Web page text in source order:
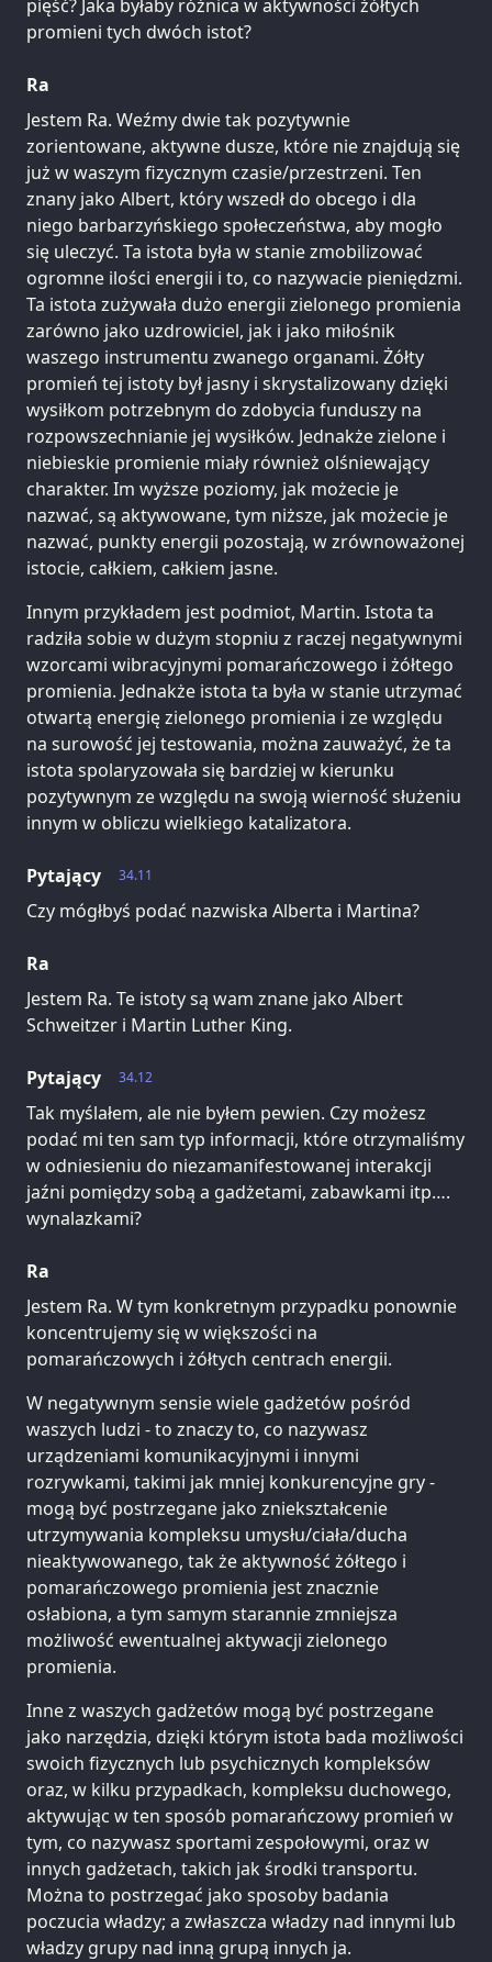
pięść? Jaka byłaby różnica w aktywności żółtych
promieni tych dwóch istot?
Ra
Jestem Ra. Weźmy dwie tak pozytywnie
zorientowane, aktywne dusze, które nie znajdują się
już w waszym fizycznym czasie/przestrzeni. Ten
znany jako Albert, który wszedł do obcego i dla
niego barbarzyńskiego społeczeństwa, aby mogło
się uleczyć. Ta istota była w stanie zmobilizować
ogromne ilości energii i to, co nazywacie pieniędzmi.
Ta istota zużywała dużo energii zielonego promienia
zarówno jako uzdrowiciel, jak i jako miłośnik
waszego instrumentu zwanego organami. Żółty
promień tej istoty był jasny i skrystalizowany dzięki
wysiłkom potrzebnym do zdobycia funduszy na
rozpowszechnianie jej wysiłków. Jednakże zielone i
niebieskie promienie miały również olśniewający
charakter. Im wyższe poziomy, jak możecie je
nazwać, są aktywowane, tym niższe, jak możecie je
nazwać, punkty energii pozostają, w zrównoważonej
istocie, całkiem, całkiem jasne.
Innym przykładem jest podmiot, Martin. Istota ta
radziła sobie w dużym stopniu z raczej negatywnymi
wzorcami wibracyjnymi pomarańczowego i żółtego
promienia. Jednakże istota ta była w stanie utrzymać
otwartą energię zielonego promienia i ze względu
na surowość jej testowania, można zauważyć, że ta
istota spolaryzowała się bardziej w kierunku
pozytywnym ze względu na swoją wierność służeniu
innym w obliczu wielkiego katalizatora.
34.11
Pytający
Czy mógłbyś podać nazwiska Alberta i Martina?
Ra
Jestem Ra. Te istoty są wam znane jako Albert
Schweitzer i Martin Luther King.
34.12
Pytający
Tak myślałem, ale nie byłem pewien. Czy możesz
podać mi ten sam typ informacji, które otrzymaliśmy
w odniesieniu do niezamanifestowanej interakcji
jaźni pomiędzy sobą a gadżetami, zabawkami itp….
wynalazkami?
Ra
Jestem Ra. W tym konkretnym przypadku ponownie
koncentrujemy się w większości na
pomarańczowych i żółtych centrach energii.
W negatywnym sensie wiele gadżetów pośród
waszych ludzi - to znaczy to, co nazywasz
urządzeniami komunikacyjnymi i innymi
rozrywkami, takimi jak mniej konkurencyjne gry -
mogą być postrzegane jako zniekształcenie
utrzymywania kompleksu umysłu/ciała/ducha
nieaktywowanego, tak że aktywność żółtego i
pomarańczowego promienia jest znacznie
osłabiona, a tym samym starannie zmniejsza
możliwość ewentualnej aktywacji zielonego
promienia.
Inne z waszych gadżetów mogą być postrzegane
jako narzędzia, dzięki którym istota bada możliwości
swoich fizycznych lub psychicznych kompleksów
oraz, w kilku przypadkach, kompleksu duchowego,
aktywując w ten sposób pomarańczowy promień w
tym, co nazywasz sportami zespołowymi, oraz w
innych gadżetach, takich jak środki transportu.
Można to postrzegać jako sposoby badania
poczucia władzy; a zwłaszcza władzy nad innymi lub
władzy grupy nad inną grupą innych ja.